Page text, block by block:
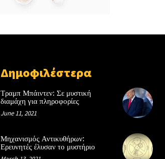
Δημοφιλέστερα
Τραμπ Μπάιντεν: Σε μυστική
διαμάχη για πληροφορίες
June 11, 2021
Μηχανισμός Αντικυθήρων:
Ερευνητές έλυσαν το μυστήριο